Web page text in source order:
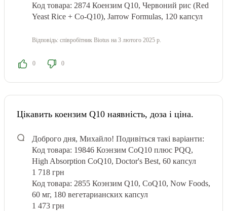
Код товара: 2874 Коензим Q10, Червоний рис (Red
Yeast Rice + Co-Q10), Jarrow Formulas, 120 капсул
Відповідь: співробітник Biotus на 3 лютого 2025 р.
0 0
Цікавить коензим Q10 наявність, доза і ціна.
Доброго дня, Михайло! Подивіться такі варіанти:
Код товара: 19846 Коэнзим CoQ10 плюс PQQ,
High Absorption CoQ10, Doctor's Best, 60 капсул
1 718 грн
Код товара: 2855 Коэнзим Q10, CoQ10, Now Foods,
60 мг, 180 вегетарианских капсул
1 473 грн